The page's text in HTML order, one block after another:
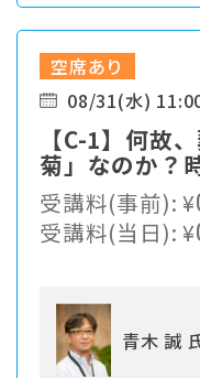
空席あり
08/31(水)
【C-1】何故
菊」なのか？
客ニーズの中
ままで生き残
受講料(事前):¥
受講料(当日):¥
青木 誠